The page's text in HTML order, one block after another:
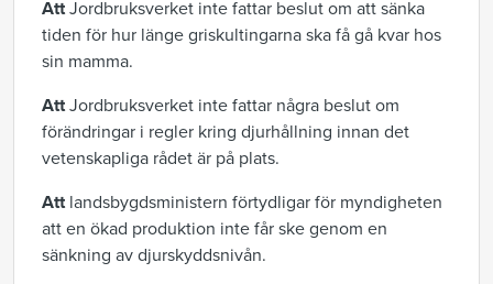
AttJordbruksverket inte fattar beslut om att sänka
tiden för hur länge griskultingarna ska få gå kvar hos
sin mamma.
AttJordbruksverket inte fattar några beslut om
förändringar i regler kring djurhållning innan det
vetenskapliga rådet är på plats.
Attlandsbygdsministern förtydligar för myndigheten
att en ökad produktion inte får ske genom en
sänkning av djurskyddsnivån.